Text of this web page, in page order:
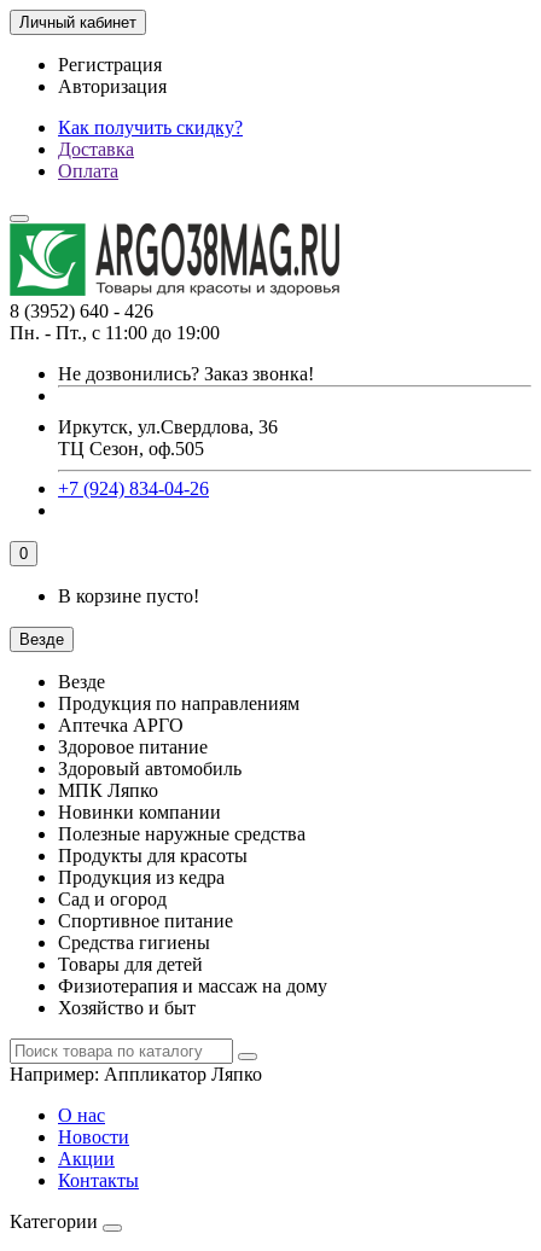
Личный кабинет
Регистрация
Авторизация
Как получить скидку?
Доставка
Оплата
8 (3952) 640 - 426
Пн. - Пт., с 11:00 до 19:00
Не дозвонились? Заказ звонка!
Иркутск, ул.Свердлова, 36
ТЦ Сезон, оф.505
+7 (924) 834-04-26
0
В корзине пусто!
Везде
Везде
Продукция по направлениям
Аптечка АРГО
Здоровое питание
Здоровый автомобиль
МПК Ляпко
Новинки компании
Полезные наружные средства
Продукты для красоты
Продукция из кедра
Сад и огород
Спортивное питание
Средства гигиены
Товары для детей
Физиотерапия и массаж на дому
Хозяйство и быт
Например: Аппликатор Ляпко
О нас
Новости
Акции
Контакты
Категории